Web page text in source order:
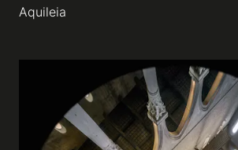
Aquileia